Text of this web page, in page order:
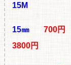
15M
15㎜
700
3800円